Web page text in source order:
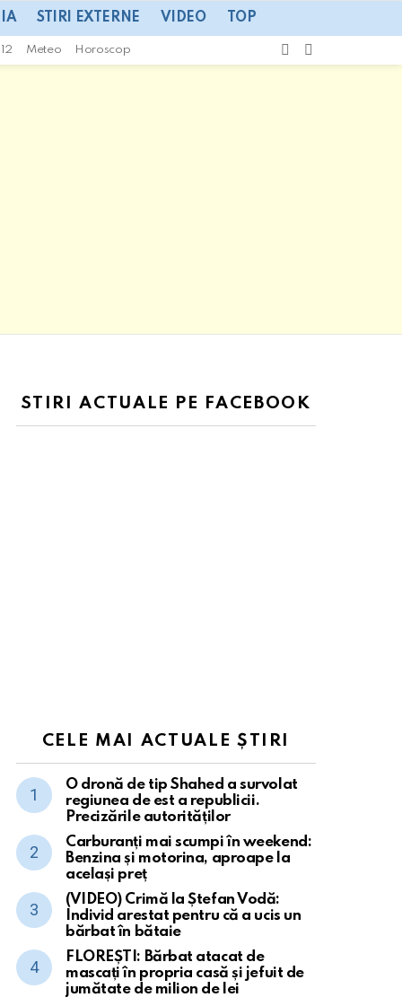
STIRI EXTERNE VIDEO TOP
Meteo Horoscop
SWITCH
SKIN
STIRI ACTUALE PE FACEBOOK
CELE MAI ACTUALE ȘTIRI
O dronă de tip Shahed a survolat
regiunea de est a republicii.
Precizările autorităților
Carburanți mai scumpi în weekend:
Benzina și motorina, aproape la
același preț
(VIDEO) Crimă la Ștefan Vodă:
Individ arestat pentru că a ucis un
bărbat în bătaie
FLOREȘTI: Bărbat atacat de
mascați în propria casă și jefuit de
jumătate de milion de lei